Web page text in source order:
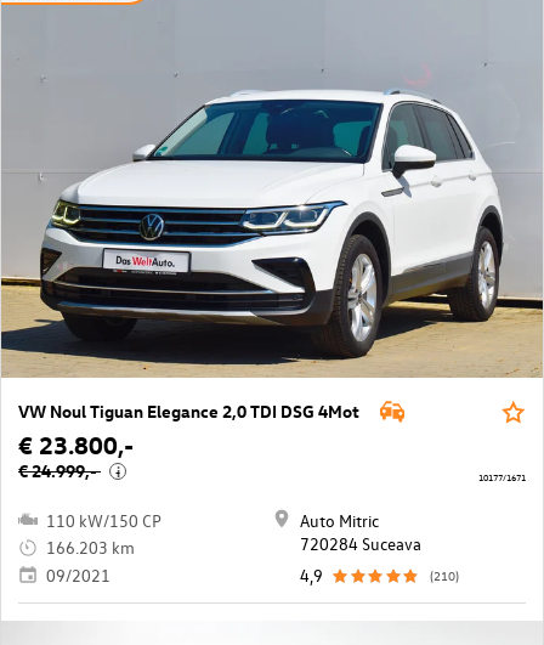
VW Noul Tiguan Elegance 2,0 TDI DSG 4Mot
€ 23.800,-
€ 24.999,- i
110 kW/150 CP
166.203 km
09/2021
Auto Mitric
720284 Suceava
4,9
(210)
10177/1671